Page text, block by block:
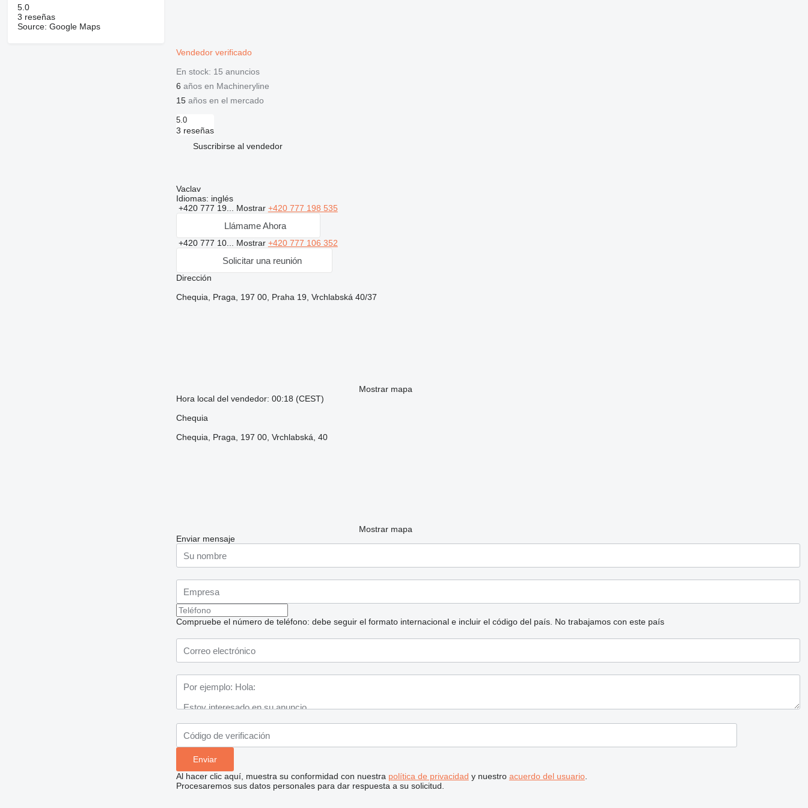
5.0
3 reseñas
Source: Google Maps
Vendedor verificado
En stock: 15 anuncios
6 años en Machineryline
15años en el mercado
5.0
3 reseñas
Suscribirse al vendedor
Vaclav
Idiomas: inglés
+420 777 19... Mostrar +420 777 198 535
Llámame Ahora
+420 777 10... Mostrar +420 777 106 352
Solicitar una reunión
Dirección
Chequia, Praga, 197 00, Praha 19, Vrchlabská 40/37
Mostrar mapa
Hora local del vendedor: 00:18 (CEST)
Chequia
Chequia, Praga, 197 00, Vrchlabská, 40
Mostrar mapa
Enviar mensaje
Compruebe el número de teléfono: debe seguir el formato internacional e incluir el código del país. No trabajamos con este país
Al hacer clic aquí, muestra su conformidad con nuestra política de privacidad y nuestro acuerdo del usuario.
Procesaremos sus datos personales para dar respuesta a su solicitud.